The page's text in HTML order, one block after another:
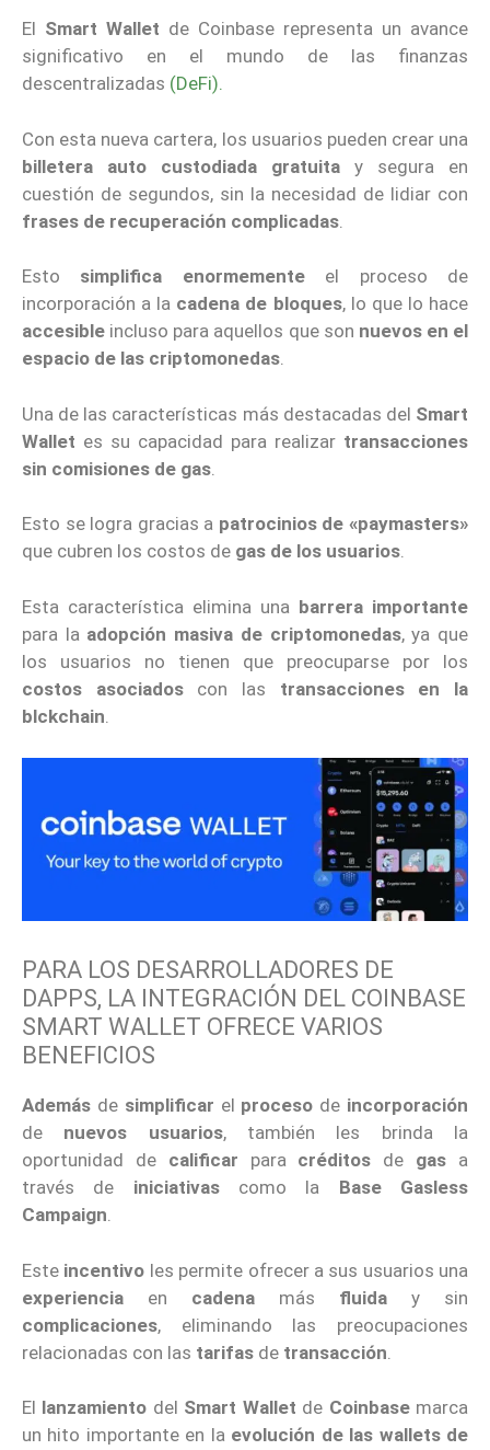
El Smart Wallet de Coinbase representa un avance
significativo en el mundo de las finanzas
descentralizadas (DeFi).
Con esta nueva cartera, los usuarios pueden crear una
billetera auto custodiada gratuita y segura en
cuestión de segundos, sin la necesidad de lidiar con
frases de recuperación complicadas
Esto simplifica enormementeel proceso de
incorporación a la cadena de bloques, lo que lo hace
accesible incluso para aquellos que son nuevos en el
espacio de las criptomonedas.
Una de las características más destacadas del Smart
Wallet es su capacidad para realizar transacciones
sin comisiones de gas
Esto se logra gracias a patrocinios de «paymasters»
que cubren los costos de gas de los usuarios.
Esta característica elimina una barrera importante
para la adopción masiva de criptomonedas, ya que
los usuarios no tienen que preocuparse por los
costos asociadoscon las transacciones en la
blckchain
PARA LOS DESARROLLADORES DE
DAPPS, LA INTEGRACIÓN DEL COINBASE
SMART WALLET OFRECE VARIOS
BENEFICIOS
Además de simplificar el proceso de incorporación
de nuevos usuarios, también les brinda la
oportunidad de calificar para créditos de gas a
través de iniciativascomo la Base Gasless
Campaign.
Este incentivo les permite ofrecer a sus usuarios una
experiencia en cadena más fluida y sin
complicaciones, eliminando las preocupaciones
relacionadas con las tarifas de transacción
El lanzamiento del Smart Wallet de Coinbasemarca
un hito importante en la evolución de las wallets de